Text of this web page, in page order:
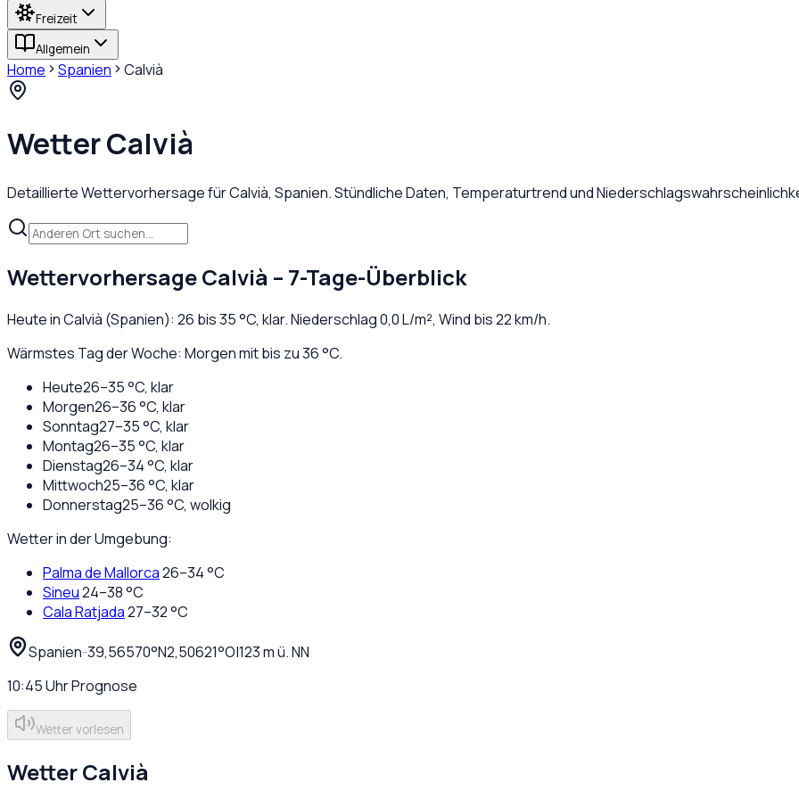
Freizeit
Allgemein
Home Spanien Calvià
WetterCalvià
Detaillierte Wettervorhersage fürCalvià, Spanien. Stündliche Daten, Temperaturtrend und
WettervorhersageCalvià – 7-Tage-Überblick
Heute inCalvià (Spanien): 26 bis35°C, klar. Niederschlag0,0L/m², Wind bis22km/h.
Wärmstes Tag der Woche: Morgen mit bis zu 36 °C.
Heute26–35°C, klar
Morgen26–36°C, klar
Sonntag27–35°C, klar
Montag26–35°C, klar
Dienstag26–34°C, klar
Mittwoch25–36°C, klar
Donnerstag25–36°C, wolkig
Wetter in der Umgebung:
Palma de Mallorca26–34°C
Sineu24–38°C
Cala Ratjada27–32°C
Spanien··39,56570°N2,50621°O|123m ü. NN
10:45UhrPrognose
Wetter vorlesen
WetterCalvià